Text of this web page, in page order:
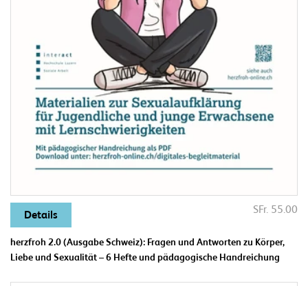
Details SFr. 55.00
herzfroh 2.0 (Ausgabe Schweiz): Fragen und Antworten zu Körper,
Liebe und Sexualität – 6 Hefte und pädagogische Handreichung